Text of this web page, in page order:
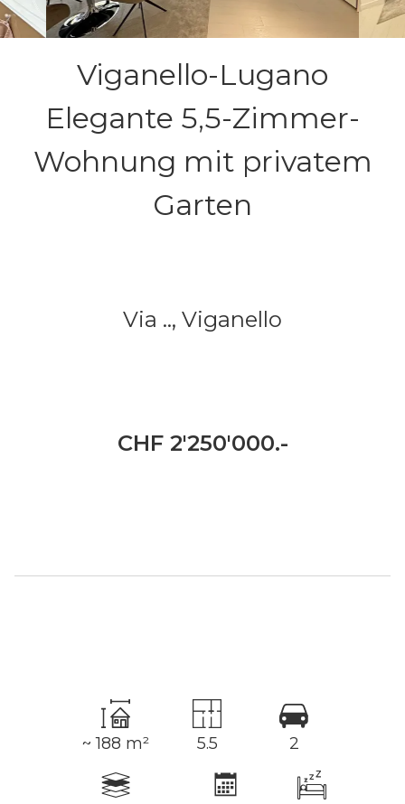
Viganello-Lugano
Elegante 5,5-Zimmer-
Wohnung mit privatem
Garten
Via .., Viganello
CHF 2'250'000.-
~ 188 m² 5.5 2